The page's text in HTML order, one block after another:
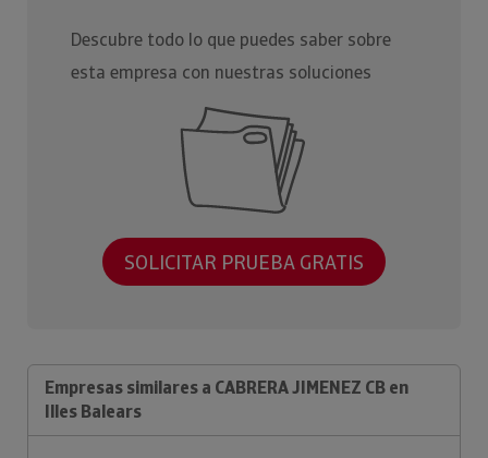
Descubre todo lo que puedes saber sobre
esta empresa con nuestras soluciones
SOLICITAR PRUEBA GRATIS
Empresas similares a CABRERA JIMENEZ CB en
Illes Balears